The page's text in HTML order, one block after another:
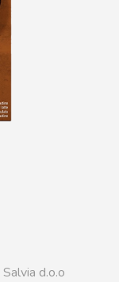
Salvia d.o.o